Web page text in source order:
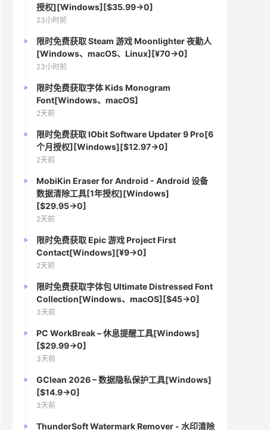
授权][Windows][$35.99→0]
23小时前
限时免费获取 Steam 游戏 Moonlighter 夜勤人
[Windows、macOS、Linux][¥70→0]
23小时前
限时免费获取字体 Kids Monogram
Font[Windows、macOS]
2天前
限时免费获取 IObit Software Updater 9 Pro[6
个月授权][Windows][$12.97→0]
2天前
MobiKin Eraser for Android - Android 设备
数据清除工具[1年授权][Windows]
[$29.95→0]
2天前
限时免费获取 Epic 游戏 Project First
Contact[Windows][¥9→0]
2天前
限时免费获取字体包 Ultimate Distressed Font
Collection[Windows、macOS][$45→0]
3天前
PC WorkBreak – 休息提醒工具[Windows]
[$29.99→0]
3天前
GClean 2026 – 数据隐私保护工具[Windows]
[$14.9→0]
3天前
ThunderSoft Watermark Remover - 水印清除